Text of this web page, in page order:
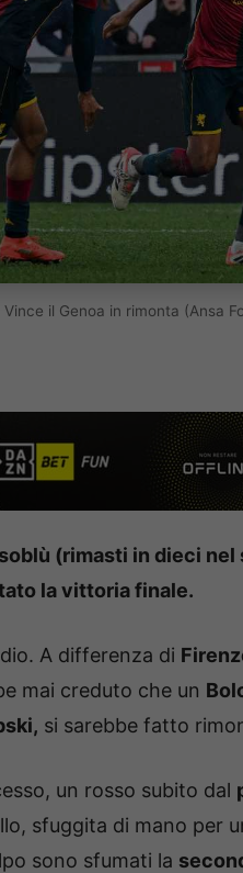
il Genoa in rimonta (Ansa
(rimasti in dieci
la vittoria finale.
A differenza di
mai creduto che un
si sarebbe fatto
un rosso subito dal
sfuggita di mano per
sono sfumati la